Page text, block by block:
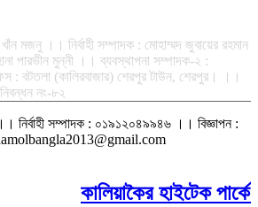
মজনু ।। নির্বাহী সম্পাদক : মোহাম্মদ জুবায়ের রহমান
পারভীন মুন্নী ।। ব্যবস্থাপনা সম্পাদক-২ :
: বটতলা (কালিরবাজার) শেরপুর টাউন, শেরপুর। ।।
নং-৮২
সম্পাদক : ০১৯১২০৪৯৯৪৬ ।। বিজ্ঞাপন :
কালিয়াকৈর হাইটেক পার্কে